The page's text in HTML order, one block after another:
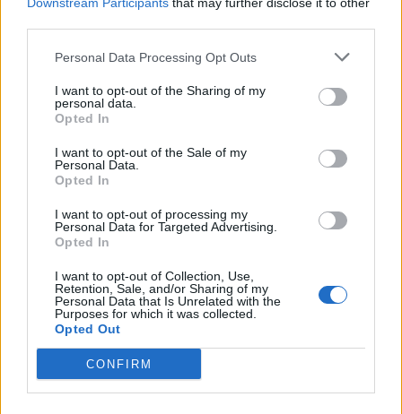
Personal Data Processing Opt Outs
I want to opt-out of the Sharing of my
personal data.
Opted In
I want to opt-out of the Sale of my
Personal Data.
Opted In
I want to opt-out of processing my
Personal Data for Targeted Advertising.
Opted In
I want to opt-out of Collection, Use,
Retention, Sale, and/or Sharing of my
Personal Data that Is Unrelated with the
Purposes for which it was collected.
Opted Out
CONFIRM
Ti stimo fratella
Link
Rembrandt·Opere D'Arte·Donald Trump·Vladimir Putin
Leggi i commenti precedenti...